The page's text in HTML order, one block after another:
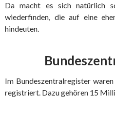
Da macht es sich natürlich
wiederfinden, die auf eine
hindeuten.
Im Bundeszentralregister
registriert. Dazu gehören 15